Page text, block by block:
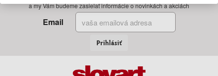
a my Vám budeme zasielať informácie o novinkách a akciách
Email
Prihlásiť